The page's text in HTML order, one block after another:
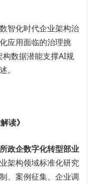
智化时代企业架构治
应用面临的治理挑
构数据潜能支撑AI规
。
读》
政企数字化转型部业
架构领域标准化研究
、案例征集、企业调